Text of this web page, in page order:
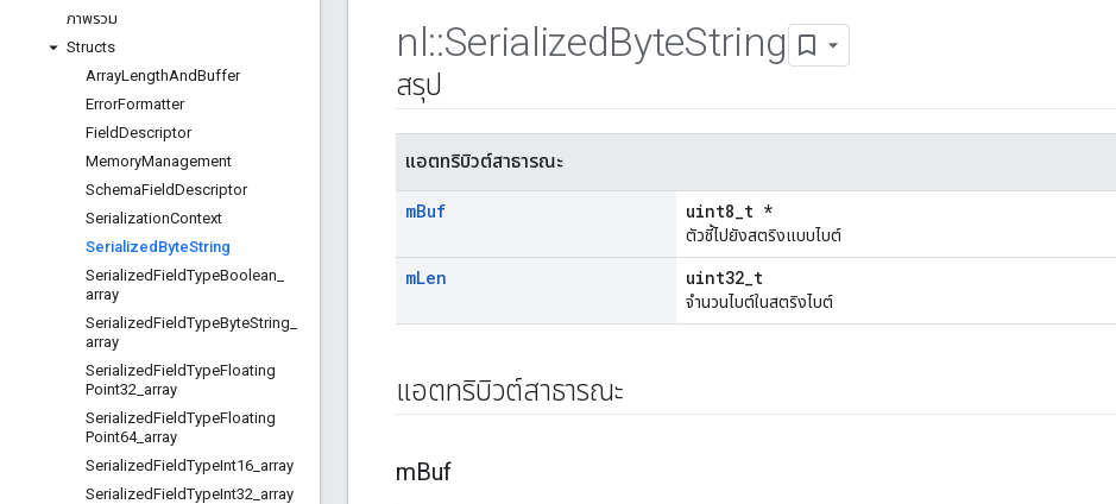
ภาพรวม
Structs
ArrayLengthAndBuffer
ErrorFormatter
FieldDescriptor
MemoryManagement
SchemaFieldDescriptor
SerializationContext
Serialized ByteString
SerializedFieldTypeBoolean
array
SerializedFieldTypeByteString
array
SerializedFieldTypeFloating
Point32 array
SerializedFieldTypeFloating
Point64_ array
SerializedFieldTypeInt16 array
SerializedFieldTypeInt32 array
nl::SerializedByteString
สรุป
แอตทริบิวต์สาธารณะ
mBuf uint8_t *
ตัวชี้ไปยังสตริงแบบไบต์
mLen uint32_t
จำนวนไบต์ในสตริงไบต์
แอตทริบิวต์สาธารณะ
mBuf